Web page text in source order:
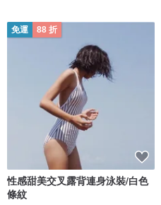
免運 88 折
性感甜美交叉露背連身泳裝/白色
條紋